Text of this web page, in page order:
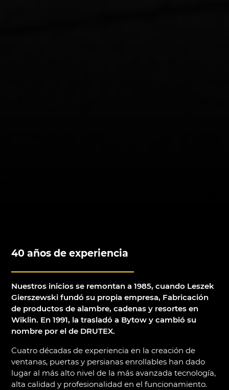
40 años de experiencia
Nuestros inicios se remontan a 1985, cuando Leszek
Gierszewski fundó su propia empresa, Fabricación
de productos de alambre, cadenas y resortes en
Wiklin. En 1991, la trasladó a Bytow y cambió su
nombre por el de DRUTEX.
Cuatro décadas de experiencia en la creación de
ventanas, puertas y persianas enrollables han dado
lugar al más alto nivel de la más avanzada tecnología,
alta calidad y profesionalidad en el funcionamiento.